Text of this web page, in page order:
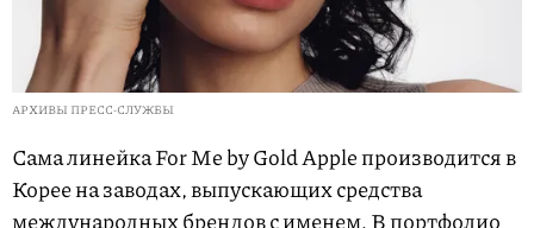
АРХИВЫ ПРЕСС-СЛУЖБЫ
Сама линейка For Me by Gold Apple производится в
Корее на заводах, выпускающих средства
международных брендов с именем. В портфолио